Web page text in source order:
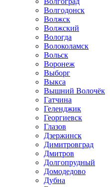
Волгодонск
Волжск
Волжский
Вологда
Волоколамск
Вольск
Воронеж
Выборг
Выкса
Вышний Волочёк
Гатчина
Геленджик
Георгиевск
Глазов
Дзержинск
Димитровград
Дмитров
Долгопрудный
Домодедово
Дубна